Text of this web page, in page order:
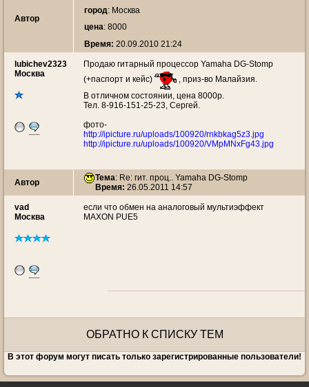
Автор
город: Москва
цена: 8000
Время: 20.09.2010 21:24
lubichev2323
Москва
Продаю гитарный процессор Yamaha DG-Stomp
(+паспорт и кейс)
, приз-во Малайзия.
В отличном состоянии, цена 8000р.
Тел. 8-916-151-25-23, Сергей.
фото-
http://ipicture.ru/uploads/100920/rnkbkag5z3.jpg
http://ipicture.ru/uploads/100920/VMpMNxFg43.jpg
Автор Тема: Re: гит. проц.. Yamaha DG-Stomp
Время: 26.05.2011 14:57
vad
Москва
если что обмен на аналоговый мультиэффект
MAXON PUE5
ОБРАТНО К СПИСКУ ТЕМ
В этот форум могут писать только зарегистрированные пользователи!